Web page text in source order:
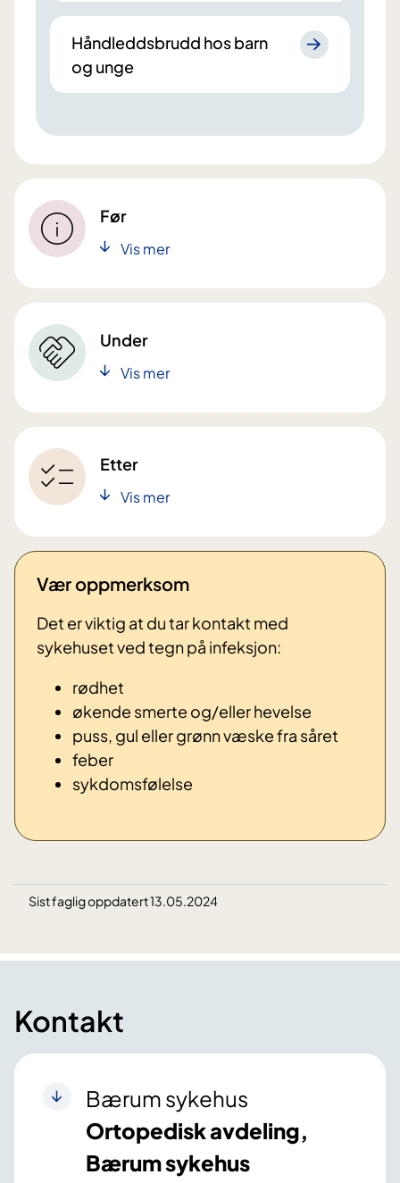
Håndleddsbrudd hos barn
og unge
Før
Vis mer
Under
Vis mer
Etter
Vis mer
Vær oppmerksom
Det er viktig at du tar kontakt med
sykehuset ved tegn på infeksjon:
rødhet
økende smerte og/eller hevelse
puss, gul eller grønn væske fra såret
feber
sykdomsfølelse
Sist faglig oppdatert 13.05.2024
Kontakt
Bærum sykehus
Ortopedisk avdeling,
Bærum sykehus